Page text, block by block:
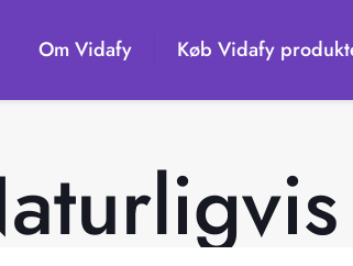
Om Vidafy Køb Vidafy